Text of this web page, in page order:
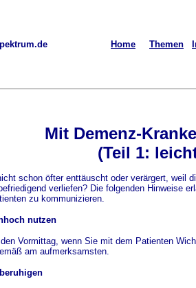
Home Themen
Mit Demenz-
(Teil 1:
schon öfter enttäuscht oder verärgert, weil
verliefen? Die folgenden Hinweise
zu kommunizieren.
nutzen
Vormittag, wenn Sie mit dem Patienten
am aufmerksamsten.